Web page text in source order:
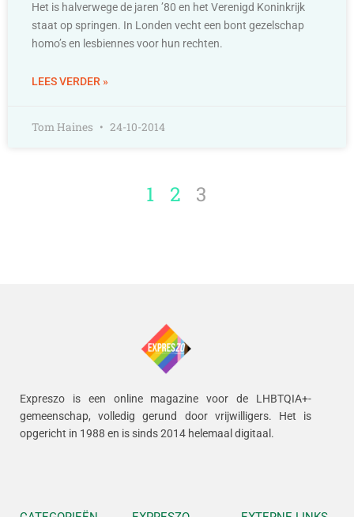
Het is halverwege de jaren ’80 en het Verenigd Koninkrijk
staat op springen. In Londen vecht een bont gezelschap
homo’s en lesbiennes voor hun rechten.
LEES VERDER »
Tom Haines 24-10-2014
1 2 3
Expreszo is een online magazine voor de LHBTQIA+-
gemeenschap, volledig gerund door vrijwilligers. Het is
opgericht in 1988 en is sinds 2014 helemaal digitaal.